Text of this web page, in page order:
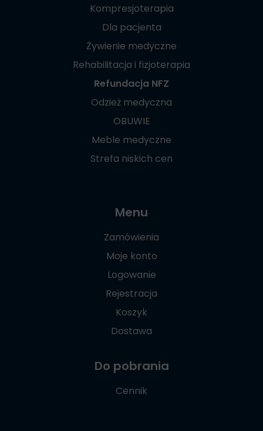
Kompresjoterapia
Dla pacjenta
Żywienie medyczne
Rehabilitacja i fizjoterapia
Refundacja NFZ
Odzież medyczna
OBUWIE
Meble medyczne
Strefa niskich cen
Menu
Zamówienia
Moje konto
Logowanie
Rejestracja
Koszyk
Dostawa
Do pobrania
Cennik